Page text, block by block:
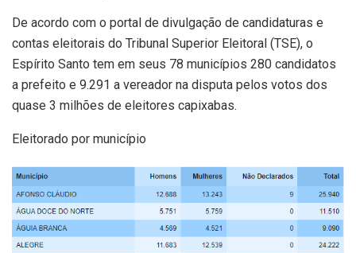
De acordo com o portal de divulgação de candidaturas e
contas eleitorais do Tribunal Superior Eleitoral (TSE), o
Espírito Santo tem em seus 78 municípios 280 candidatos
a prefeito e 9.291 a vereador na disputa pelos votos dos
quase 3 milhões de eleitores capixabas.
Eleitorado por município